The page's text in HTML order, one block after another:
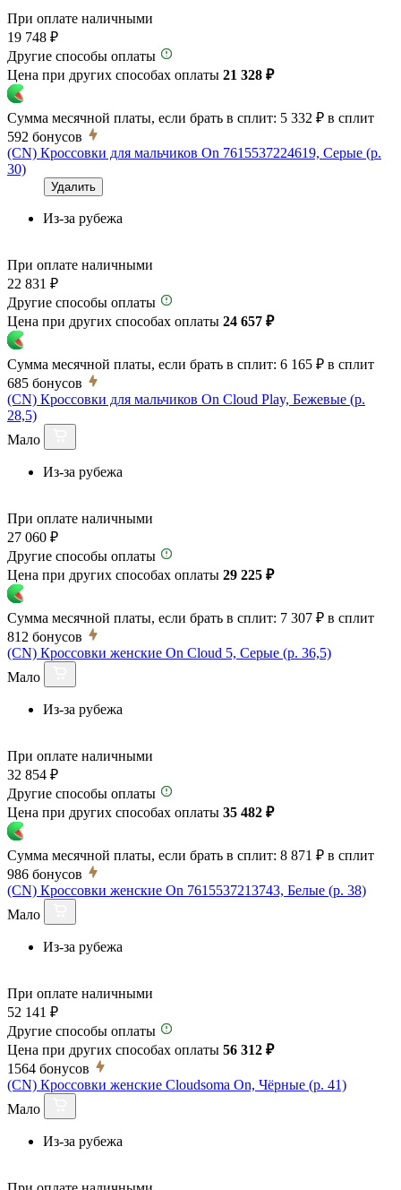
При оплате наличными
19 748 ₽
Другие способы оплаты
Цена при других способах оплаты 21 328 ₽
Сумма месячной платы, если брать в сплит: 5 332 ₽ в сплит
592 бонусов
(CN) Кроссовки для мальчиков On 7615537224619, Серые (р.
30)
Удалить
Из-за рубежа
При оплате наличными
22 831 ₽
Другие способы оплаты
Цена при других способах оплаты 24 657 ₽
Сумма месячной платы, если брать в сплит: 6 165 ₽ в сплит
685 бонусов
(CN) Кроссовки для мальчиков On Cloud Play, Бежевые (р.
28,5)
Мало
Из-за рубежа
При оплате наличными
27 060 ₽
Другие способы оплаты
Цена при других способах оплаты 29 225 ₽
Сумма месячной платы, если брать в сплит: 7 307 ₽ в сплит
812 бонусов
(CN) Кроссовки женские On Cloud 5, Серые (р. 36,5)
Мало
Из-за рубежа
При оплате наличными
32 854 ₽
Другие способы оплаты
Цена при других способах оплаты 35 482 ₽
Сумма месячной платы, если брать в сплит: 8 871 ₽ в сплит
986 бонусов
(CN) Кроссовки женские On 7615537213743, Белые (р. 38)
Мало
Из-за рубежа
При оплате наличными
52 141 ₽
Другие способы оплаты
Цена при других способах оплаты 56 312 ₽
1564 бонусов
(CN) Кроссовки женские Cloudsoma On, Чёрные (р. 41)
Мало
Из-за рубежа